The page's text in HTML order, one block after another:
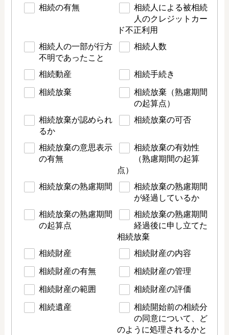
相続の有無
相続人による被相続
人のクレジットカー
ド不正利用
相続人の一部が行方
不明であったこと
相続人数
相続動産 相続手続き
相続放棄
相続放棄（熟慮期間
の起算点）
相続放棄が認められ
るか
相続放棄の可否
相続放棄の意思表示
の有無
相続放棄の有効性
（熟慮期間の起算
点）
相続放棄の熟慮期間
相続放棄の熟慮期間
が経過しているか
相続放棄の熟慮期間
の起算点
相続放棄の熟慮期間
経過後に申し立てた
相続放棄
相続財産
相続財産の内容
相続財産の有無 相続財産の管理
相続財産の範囲 相続財産の評価
相続遺産
相続開始前の相続分
の同意について、ど
のように処理されるかと